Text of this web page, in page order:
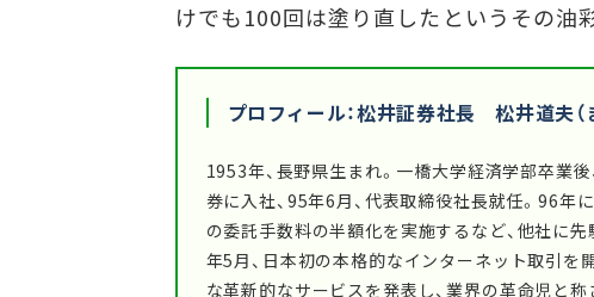
けでも100回は塗り直したというその油
プロフィール：松井証券社長 松井道夫（
1953年、長野県生まれ。一橋大学経済学部卒業
券に入社、95年6月、代表取締役社長就任。96
の委託手数料の半額化を実施するなど、他社に
年5月、日本初の本格的なインターネット取引を
な革新的なサービスを発表し、業界の革命児と称